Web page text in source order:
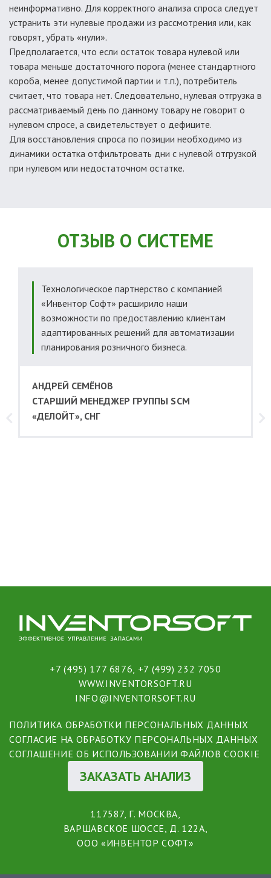
неинформативно. Для корректного анализа спроса следует
устранить эти нулевые продажи из рассмотрения или, как
говорят, убрать «нули».
Предполагается, что если остаток товара нулевой или
товара меньше достаточного порога (менее стандартного
короба, менее допустимой партии и т.п.), потребитель
считает, что товара нет. Следовательно, нулевая отгрузка в
рассматриваемый день по данному товару не говорит о
нулевом спросе, а свидетельствует о дефиците.
Для восстановления спроса по позиции необходимо из
динамики остатка отфильтровать дни с нулевой отгрузкой
при нулевом или недостаточном остатке.
ОТЗЫВ О СИСТЕМЕ
Технологическое партнерство с компанией
«Инвентор Софт» расширило наши
возможности по предоставлению клиентам
адаптированных решений для автоматизации
планирования розничного бизнеса.
АНДРЕЙ СЕМЁНОВ
CТАРШИЙ МЕНЕДЖЕР ГРУППЫ SCM
«ДЕЛОЙТ», СНГ
+7 (495) 177 6876 +7 (499) 232 7050
WWW.INVENTORSOFT.RU
INFO@INVENTORSOFT.RU
ПОЛИТИКА ОБРАБОТКИ ПЕРСОНАЛЬНЫХ ДАННЫХ
СОГЛАСИЕ НА ОБРАБОТКУ ПЕРСОНАЛЬНЫХ ДАННЫХ
СОГЛАШЕНИЕ ОБ ИСПОЛЬЗОВАНИИ ФАЙЛОВ COOKIE
ЗАКАЗАТЬ АНАЛИЗ
117587, Г. МОСКВА,
ВАРШАВСКОЕ ШОССЕ, Д. 122А,
ООО «ИНВЕНТОР СОФТ»